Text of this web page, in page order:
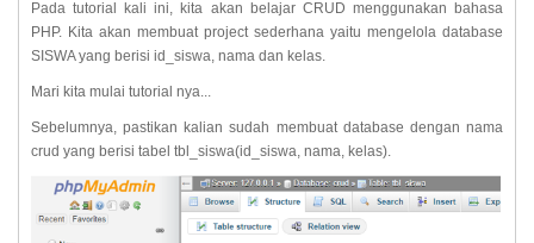
Pada tutorial kali ini, kita akan belajar CRUD menggunakan bahasa
PHP. Kita akan membuat project sederhana yaitu mengelola database
SISWA yang berisi id_siswa, nama dan kelas.
Mari kita mulai tutorial nya...
Sebelumnya, pastikan kalian sudah membuat database dengan nama
crud yang berisi tabel tbl_siswa(id_siswa, nama, kelas).